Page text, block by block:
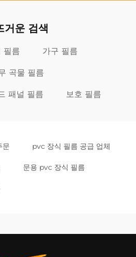
거운 검색
필름 가구 필름
곡물 필름
패널 필름 보호 필름
문 pvc 장식 필름 공급 업체
문용 pvc 장식 필름